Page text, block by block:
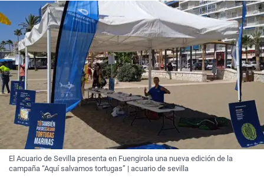
El Acuario de Sevilla presenta en Fuengirola una nueva edición de la
campaña “Aquí salvamos tortugas” | acuario de sevilla